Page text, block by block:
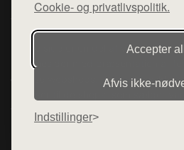
Cookie- og privatlivspolitik.
Accepter
Afvis
Indstillinger
Denne side er en del af want.dk,
hjemmesider med præsentation af
diverse webshops. Der sælges ikke
henviser til de shops, som sælger
varerne på lager.